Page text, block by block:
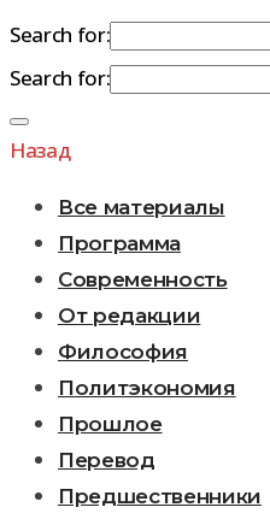
Search for:
Search for:
Перейти
к
Назад
Все материалы
Программа
Современность
От редакции
Философия
Политэкономия
Прошлое
Перевод
Предшественники